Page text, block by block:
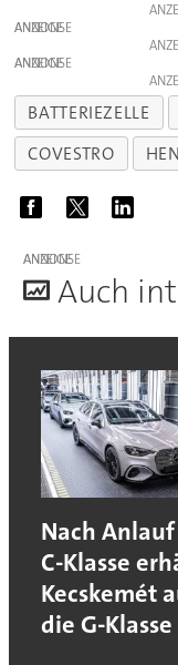
ANZEIGE
ANZEIGE
BATTERIEZELLE
COVESTRO
ANZEIGE
Auch
Nach
C-Klasse
Kecskemét
die G-Klasse